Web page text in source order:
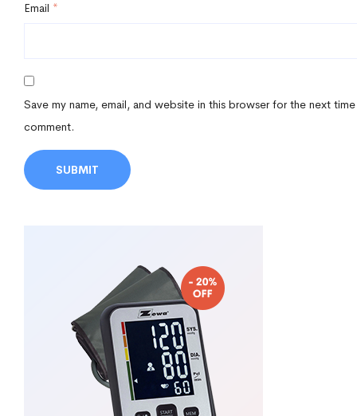
Email *
Save my name, email, and website in this browser for the next
comment.